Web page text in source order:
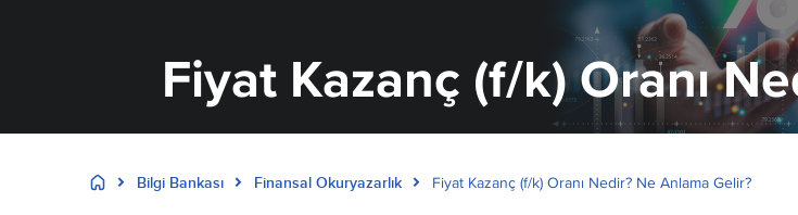
Fiyat Kazanç (f/k) Oranı
Bilgi Bankası Finansal Okuryazarlık Fiyat Kazanç (f/k) Oranı Nedir? Ne Anlama Gelir?